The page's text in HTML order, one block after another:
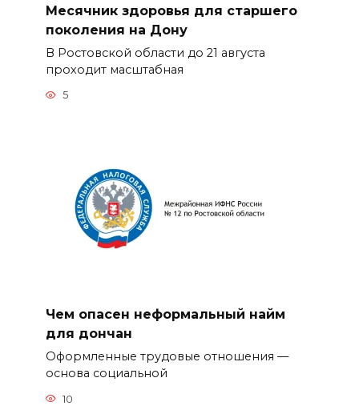
Месячник здоровья для старшего
поколения на Дону
В Ростовской области до 21 августа
проходит масштабная
5
Чем опасен неформальный найм
для дончан
Оформленные трудовые отношения —
основа социальной
10